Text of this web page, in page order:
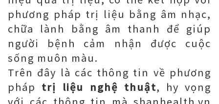
phương pháp trị liệu bằng âm nhạc,
chữa lành bằng âm thanh để giúp
người bệnh cảm nhận được cuộc
sống muôn màu.
Trên đây là các thông tin về phương
pháp trị liệu nghệ thuật, hy vọng